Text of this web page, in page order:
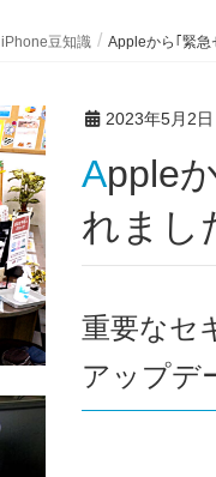
iPhone豆知識 Appleから｢緊急
2023年5月2日
Appleから｢緊急セキュリティ対応｣なるアップデートが配信さ
れまし
重要なセ
アップデ